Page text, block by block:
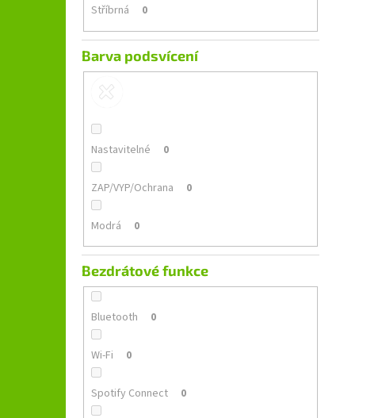
Stříbrná 0
Barva podsvícení
Nastavitelné 0
ZAP/VYP/Ochrana 0
Modrá 0
Bezdrátové funkce
Bluetooth 0
Wi-Fi 0
Spotify Connect 0